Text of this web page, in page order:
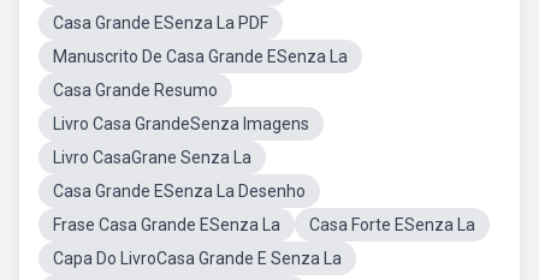
Casa Grande ESenza La PDF
Manuscrito De Casa Grande ESenza La
Casa Grande Resumo
Livro Casa GrandeSenza Imagens
Livro CasaGrane Senza La
Casa Grande ESenza La Desenho
Frase Casa Grande ESenza La
Casa Forte ESenza La
Capa Do LivroCasa Grande E Senza La